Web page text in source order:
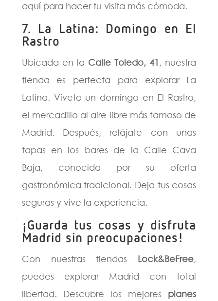
aquí para hacer tu visita más cómoda.
7. La Latina: Domingo en El
Rastro
Ubicada en la Calle Toledo, 41 , nuestra
tienda es perfecta para explorar La
Latina. Vívete un domingo en El Rastro,
el mercadillo al aire libre más famoso de
Madrid. Después, relájate con unas
tapas en los bares de la Calle Cava
Baja, conocida por su oferta
gastronómica tradicional. Deja tus cosas
seguras y vive la experiencia.
¡Guarda tus cosas y disfruta
Madrid sin preocupaciones!
Con nuestras tiendas Lock&BeFree,
puedes explorar Madrid con total
libertad. Descubre los mejores planes